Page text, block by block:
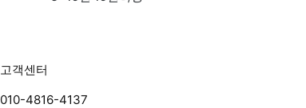
고객센터
010-4816-4137